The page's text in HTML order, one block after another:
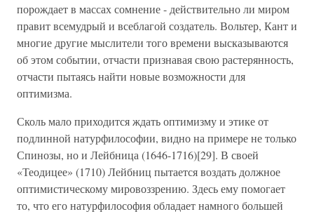
порождает в массах сомнение - действительно ли миром
правит всемудрый и всеблагой создатель. Вольтер, Кант и
многие другие мыслители того времени высказываются
об этом событии, отчасти признавая свою растерянность,
отчасти пытаясь найти новые возможности для
оптимизма.
Сколь мало приходится ждать оптимизму и этике от
подлинной натурфилософии, видно на примере не только
Спинозы, но и Лейбница (1646-1716)[29]. В своей
«Теодицее» (1710) Лейбниц пытается воздать должное
оптимистическому мировоззрению. Здесь ему помогает
то, что его натурфилософия обладает намного большей